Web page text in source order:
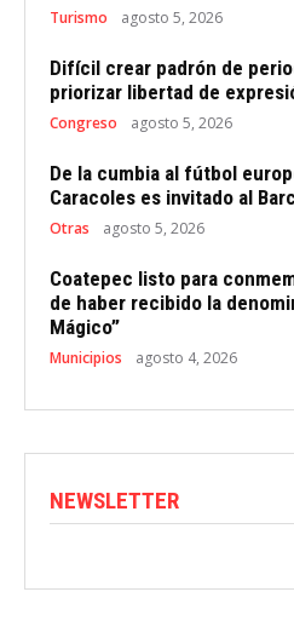
Turismo agosto 5, 2026
Difícil crear padrón de
priorizar libertad de
Congreso agosto 5, 2026
De la cumbia al fútbol
Caracoles es invitado al
Otras agosto 5, 2026
Coatepec listo para
de haber recibido la
Mágico”
Municipios agosto 4, 2026
NEWSLETTER